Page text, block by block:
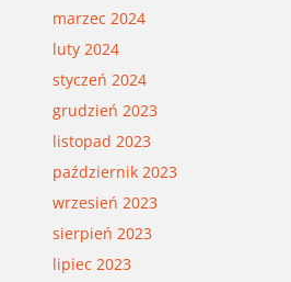
marzec 2024
luty 2024
styczeń 2024
grudzień 2023
listopad 2023
październik 2023
wrzesień 2023
sierpień 2023
lipiec 2023